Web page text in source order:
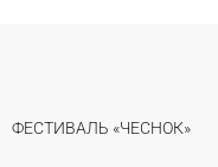
ФЕСТИВАЛЬ «ЧЕСНОК»